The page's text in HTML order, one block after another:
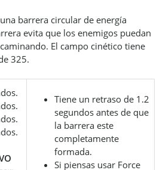
barrera circular de energía
evita que los enemigos puedan
El campo cinético tiene
325.
Tiene un retraso de 1.2
segundos antes de que
la barrera este
completamente
formada.
Si piensas usar Force